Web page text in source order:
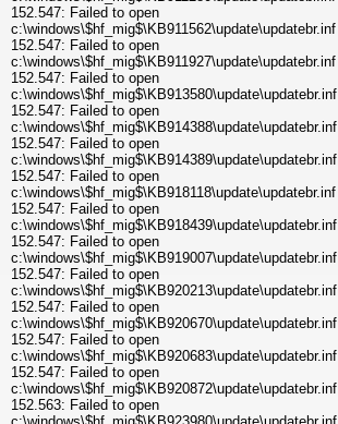
152.547: Failed to open
c:\windows\$hf_mig$\KB911562\update\updatebr.inf
152.547: Failed to open
c:\windows\$hf_mig$\KB911927\update\updatebr.inf
152.547: Failed to open
c:\windows\$hf_mig$\KB913580\update\updatebr.inf
152.547: Failed to open
c:\windows\$hf_mig$\KB914388\update\updatebr.inf
152.547: Failed to open
c:\windows\$hf_mig$\KB914389\update\updatebr.inf
152.547: Failed to open
c:\windows\$hf_mig$\KB918118\update\updatebr.inf
152.547: Failed to open
c:\windows\$hf_mig$\KB918439\update\updatebr.inf
152.547: Failed to open
c:\windows\$hf_mig$\KB919007\update\updatebr.inf
152.547: Failed to open
c:\windows\$hf_mig$\KB920213\update\updatebr.inf
152.547: Failed to open
c:\windows\$hf_mig$\KB920670\update\updatebr.inf
152.547: Failed to open
c:\windows\$hf_mig$\KB920683\update\updatebr.inf
152.547: Failed to open
c:\windows\$hf_mig$\KB920872\update\updatebr.inf
152.563: Failed to open